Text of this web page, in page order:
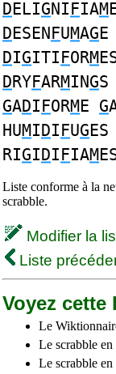
DELIGNIFIAM
DESENFUMAGE
DIGITIFORM
DRYFARMINGS
GADIFORME G
HUMIDIFUGES
RIGIDIFIAM
Liste conforme à la
scrabble.
Modifier la
Liste
Voyez cette
Le
Le scrabble en
Le scrabble en